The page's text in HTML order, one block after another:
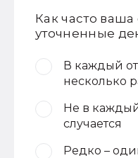
Как часто
уточненные
В каждый
несколько
Не в
случается
Редко –